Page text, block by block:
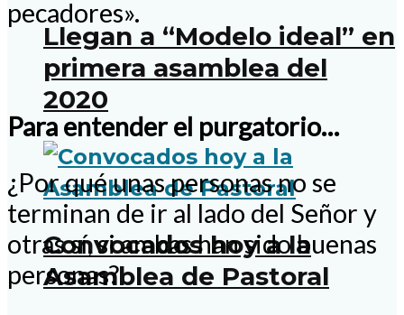
Llegan a “Modelo ideal” en
primera asamblea del
2020
Convocados hoy a la
Asamblea de Pastoral
pecadores».
Para entender el purgatorio…
¿Por qué unas personas no se
terminan de ir al lado del Señor y
otras sí, si ambas han sido buenas
personas?